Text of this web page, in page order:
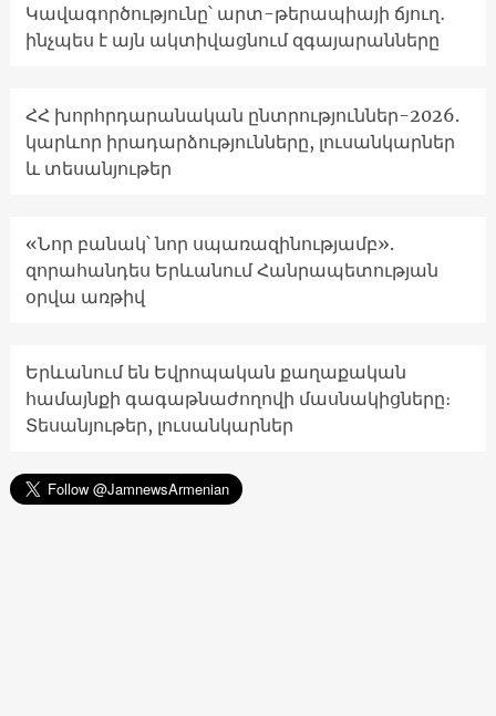
Կավագործությունը՝ արտ-թերապիայի ճյուղ․
ինչպես է այն ակտիվացնում զգայարանները
ՀՀ խորհրդարանական ընտրություններ-2026.
կարևոր իրադարձությունները, լուսանկարներ
և տեսանյութեր
«Նոր բանակ՝ նոր սպառազինությամբ».
զորահանդես Երևանում Հանրապետության
օրվա առթիվ
Երևանում են Եվրոպական քաղաքական
համայնքի գագաթնաժողովի մասնակիցները։
Տեսանյութեր, լուսանկարներ